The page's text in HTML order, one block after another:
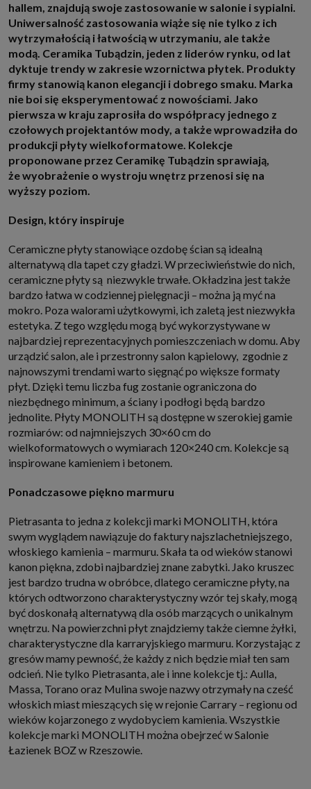
2. Zapewnianie bezpieczeństwa usługi (np. sprawdzenie, czy do Twojego
konta nie loguje się nieuprawniona osoba), dokonanie pomiarów
statystycznych, ulepszanie naszych usług i dopasowanie ich do potrzeb i
wygody użytkowników (np. personalizowanie treści w usługach), jak
również prowadzenie marketingu i promocji własnych usług (np. jeśli
interesujesz się motoryzacją i oglądasz artykuły w biznesistyl.pl lub na
innych stronach internetowych, to możemy Ci wyświetlić reklamę
dotyczącą artykułu w serwisie biznesistyl.pl/automoto. Takie
przetwarzanie danych to realizacja naszych prawnie uzasadnionych
interesów.
3. Za Twoją zgodą usługi marketingowe dostarczą Ci nasi Zaufani
Partnerzy oraz my dla podmiotów trzecich. Aby móc pokazać interesujące
Cię reklamy (np. produktu, którego możesz potrzebować) reklamodawcy i
ich przedstawiciele chcieliby mieć możliwość przetwarzania Twoich
danych związanych z odwiedzanymi przez Ciebie stronami
internetowymi. Udzielenie takiej zgody jest dobrowolne, nie musisz jej
możliwość ograniczenia zakresu lub zmiany zgody w dowolnym
Twoje dane przetwarzane będą do czasu istnienia podstawy do ich
cofnięcia, ograniczenia lub innych działań z Twojej strony ograniczających
tę zgodę, w przypadku niezbędności danych do wykonania umowy, przez
czas jej wykonywania i ewentualnie okres przedawnienia roszczeń z niej
(zwykle nie więcej niż 3 lata, a maksymalnie 10 lat), a w przypadku, gdy
podstawą przetwarzania danych jest uzasadniony interes administratora,
do czasu zgłoszenia przez Ciebie skutecznego sprzeciwu.
Przekazywanie danych
Administratorzy danych mogą powierzać Twoje dane podwykonawcom IT,
księgowym, agencjom marketingowym etc. Zrobią to jedynie na
podstawie umowy o powierzenie przetwarzania danych zobowiązującej
taki podmiot do odpowiedniego zabezpieczenia danych i niekorzystania z
nich do własnych celów.
Cookies
Na naszych stronach używamy znaczników internetowych takich jak pliki
np. cookie lub local storage do zbierania i przetwarzania danych
osobowych w celu personalizowania treści i reklam oraz analizowania
ruchu na stronach, aplikacjach i w Internecie. W ten sposób technologię tę
wykorzystują również podmioty z Grupy SAGIER oraz nasi Zaufani
Partnerzy, którzy także chcą dopasowywać reklamy do Twoich preferencji.
Cookies to dane informatyczne zapisywane w plikach i przechowywane na
stronę z tego urządzenia, podczas gdy odwiedzasz strony w Internecie.
znajdziesz
pod tym linkiem. Pod tym linkiem znajdziesz także informację
o tym jak zmienić ustawienia przeglądarki, aby ograniczyć lub wyłączyć
funkcjonowanie plików cookies itp. oraz jak usunąć takie pliki z Twojego
urządzenia.
Twoje uprawnienia
Przysługują Ci następujące uprawnienia wobec Twoich danych i ich
przetwarzania przez nas, inne podmioty z Grupy SAGIER i Zaufanych
Partnerów:
1. Jeśli udzieliłeś zgody na przetwarzanie danych możesz ją w każdej
chwili wycofać (cofnięcie zgody oczywiście nie uchyli zgodności z prawem
przetwarzania już dokonanego na jej podstawie);
2. Masz również prawo żądania dostępu do Twoich danych osobowych, ich
sprostowania, usunięcia lub ograniczenia przetwarzania, prawo do
przeniesienia danych, wyrażenia sprzeciwu wobec przetwarzania danych
oraz prawo do wniesienia skargi do organu nadzorczego, którym w Polsce
jest Prezes Urzędu Ochrony Danych Osobowych.
Pod tym adresem
znajdziesz dodatkowe informacje dotyczące przetwarzania danych i
Twoich uprawnień.
hallem, znajdują swoje zastosowanie w salonie i sypialni.
Uniwersalność zastosowania wiąże się nie tylko z ich
wytrzymałością i łatwością w utrzymaniu, ale także
modą. Ceramika Tubądzin, jeden z liderów rynku, od lat
dyktuje trendy w zakresie wzornictwa płytek. Produkty
firmy stanowią kanon elegancji i dobrego smaku. Marka
nie boi się eksperymentować z nowościami. Jako
pierwsza w kraju zaprosiła do współpracy jednego z
czołowych projektantów mody, a także wprowadziła do
produkcji płyty wielkoformatowe. Kolekcje
proponowane przez Ceramikę Tubądzin sprawiają,
że wyobrażenie o wystroju wnętrz przenosi się na
wyższy poziom.
Design, który inspiruje
Ceramiczne płyty stanowiące ozdobę ścian są idealną
alternatywą dla tapet czy gładzi. W przeciwieństwie do nich,
ceramiczne płyty są niezwykle trwałe. Okładzina jest także
bardzo łatwa w codziennej pielęgnacji – można ją myć na
mokro. Poza walorami użytkowymi, ich zaletą jest niezwykła
estetyka. Z tego względu mogą być wykorzystywane w
najbardziej reprezentacyjnych pomieszczeniach w domu. Aby
urządzić salon, ale i przestronny salon kąpielowy, zgodnie z
najnowszymi trendami warto sięgnąć po większe formaty
płyt. Dzięki temu liczba fug zostanie ograniczona do
niezbędnego minimum, a ściany i podłogi będą bardzo
jednolite. Płyty MONOLITH są dostępne w szerokiej gamie
rozmiarów: od najmniejszych 30×60 cm do
wielkoformatowych o wymiarach 120×240 cm. Kolekcje są
inspirowane kamieniem i betonem.
Ponadczasowe piękno marmuru
Pietrasanta to jedna z kolekcji marki MONOLITH, która
swym wyglądem nawiązuje do faktury najszlachetniejszego,
włoskiego kamienia – marmuru. Skała ta od wieków stanowi
kanon piękna, zdobi najbardziej znane zabytki. Jako kruszec
jest bardzo trudna w obróbce, dlatego ceramiczne płyty, na
których odtworzono charakterystyczny wzór tej skały, mogą
być doskonałą alternatywą dla osób marzących o unikalnym
wnętrzu. Na powierzchni płyt znajdziemy także ciemne żyłki,
charakterystyczne dla karraryjskiego marmuru. Korzystając z
gresów mamy pewność, że każdy z nich będzie miał ten sam
odcień. Nie tylko Pietrasanta, ale i inne kolekcje tj.: Aulla,
Massa, Torano oraz Mulina swoje nazwy otrzymały na cześć
włoskich miast mieszących się w rejonie Carrary – regionu od
wieków kojarzonego z wydobyciem kamienia. Wszystkie
kolekcje marki MONOLITH można obejrzeć w Salonie
Łazienek BOZ w Rzeszowie.